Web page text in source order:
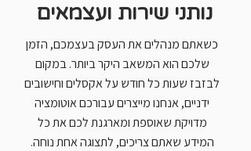
נותני שירות ועצמאים
כשאתם מנהלים את העסק בעצמכם, הזמן
שלכם הוא המשאב היקר ביותר. במקום
לבזבז שעות כל חודש על אקסלים וחישובים
ידניים, אנחנו מייצרים עבורכם אוטומציה
מדויקת שאוספת ומארגנת לכם את כל
המידע שאתם צריכים, לתצוגה אחת נוחה.